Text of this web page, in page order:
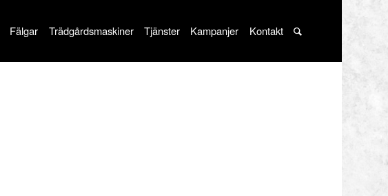
Fälgar Trädgårdsmaskiner Tjänster Kampanjer Kontakt